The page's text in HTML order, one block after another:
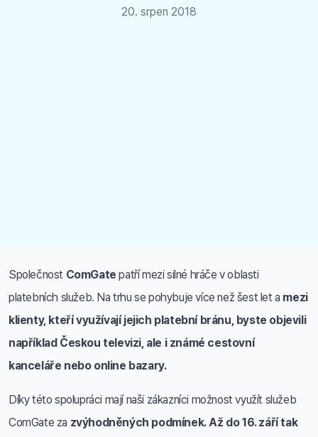
20. srpen 2018
Společnost ComGatepatří mezi silné hráče v oblasti
platebních služeb. Na trhu se pohybuje více než šest let a mezi
klienty, kteří využívají jejich platební bránu, byste objevili
například Českou televizi, ale i známé cestovní
kanceláře nebo online bazary.
Díky této spolupráci mají naši zákazníci možnost využít služeb
ComGate za zvýhodněných podmínek. Až do 16. září tak